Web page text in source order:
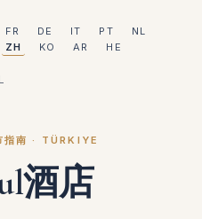
FR DE IT PT
NL
ZH KO AR HE
南 · TÜRKIYE
酒店